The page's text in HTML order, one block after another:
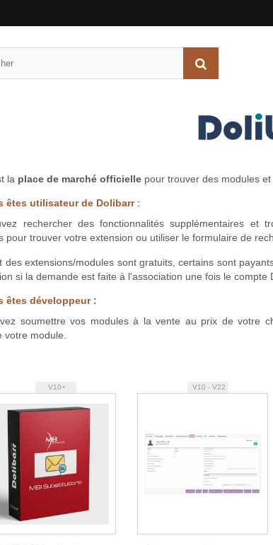
la place de marché officielle pour trouver des modules
êtes utilisateur de Dolibarr:
rechercher des fonctionnalités supplémentaires et
pour trouver votre extension ou utiliser le formulaire de
des extensions/modules sont gratuits, certains sont
si la demande est faite à l'association une fois le compte
êtes développeur :
soumettre vos modules à la vente au prix de votre
votre module.
V10+ V10 - V22